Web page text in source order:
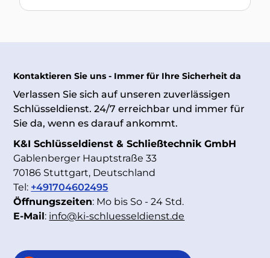
Kontaktieren Sie uns - Immer für Ihre Sicherheit da
Verlassen Sie sich auf unseren zuverlässigen
Schlüsseldienst. 24/7 erreichbar und immer für
Sie da, wenn es darauf ankommt.
K&I Schlüsseldienst & Schließtechnik GmbH
Gablenberger Hauptstraße 33
70186 Stuttgart, Deutschland
Tel: +491704602495
Öffnungszeiten: Mo bis So - 24 Std.
E-Mail: info@ki-schluesseldienst.de